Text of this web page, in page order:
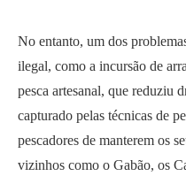
No entanto, um dos
ilegal, como a incursão de
pesca artesanal, que reduziu
capturado pelas técnicas de
pescadores de manterem os
vizinhos como o Gabão, os